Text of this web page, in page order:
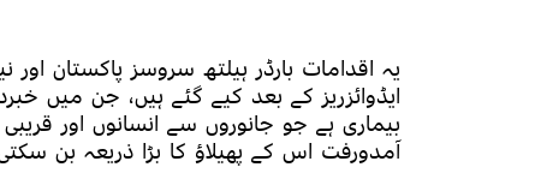
یہ اقدامات بارڈر ہیلتھ سروسز پاکستان
ایڈوائزریز کے بعد کیے گئے ہیں، جن میں
بیماری ہے جو جانوروں سے انسانوں اور
آمدورفت اس کے پھیلاؤ کا بڑا ذریعہ بن